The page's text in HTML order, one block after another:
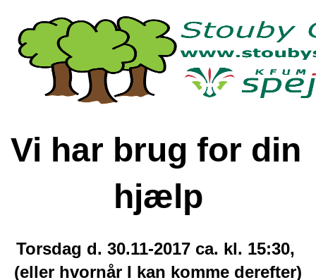
Vi har brug for din
hjælp
Torsdag d. 30.11-2017 ca. kl. 15:30,
(eller hvornår I kan komme derefter)